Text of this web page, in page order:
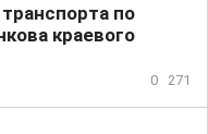
по
краевого
0 271